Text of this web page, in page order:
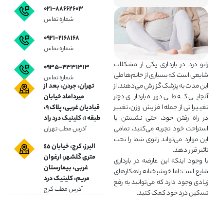
زانو درد در بارداری یکی از مشکلات
شایعی است که بسیاری از خانم‌ها طی
این مدت به پزشک گزارش می‌دهند. از
آنجایی که طی دوره بارداری دچار
تغییراتی از جمله افزایش وزن، تغییر
در راه رفتن خود، حتی نشستن یا
استراحت خود تجربه می‌کنید، تمامی
این موارد می‌تواند زانوی شما را تحت
تاثیر قرار دهد.
با وجود اینکه این عارضه در بارداری
شایع است؛ اما خوشبختانه راهکارهای
زیادی وجود دارد که می‌توانید به رفع
تسکین درد خود کمک کنید.
۰۲۱-۸۸۶۶۲۶۰۳
شماره تماس
۰۹۲۱-۲۱۶۸۱۶۸
شماره تماس
۰۹۳۵-۴۳۳۱۳۱۳
شماره تماس
تهران، جردن، بعد از
میرداماد خیابان
قبادیان غربی، پلاک ۹،
طبقه ۱، کلینیک درد راد
آدرس مطب تهران
البرز، کرج، خیابان ٤٥
متری گلشهر، ارغوان
غربی، بیمارستان
مریم، کلینیک درد
آدرس مطب کرج